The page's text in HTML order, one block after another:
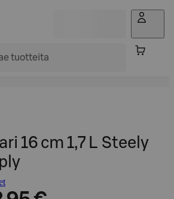
16 cm 1,7 L Steely